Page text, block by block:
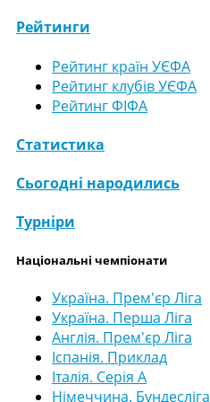
Рейтинги
Рейтинг країн УЄФА
Рейтинг клубів УЄФА
Рейтинг ФІФА
Статистика
Сьогодні народились
Турніри
Національні чемпіонати
Україна. Прем'єр Ліга
Україна. Перша Ліга
Англія. Прем'єр Ліга
Іспанія. Приклад
Італія. Серія А
Німеччина. Бундесліга